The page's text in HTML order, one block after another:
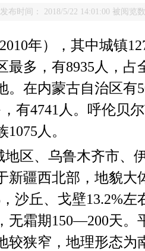
发布时间： 2018/5/22 14:01:00 被阅览
2010年），其中城镇
最多，有8935 人，占
。在内蒙古自治区有
有4741 人。呼伦贝
1075 人。
区、乌鲁木齐市、
新疆西北部，地貌
，沙丘、戈壁13.2%左
无霜期150—200天。
较狭窄，地理形态为